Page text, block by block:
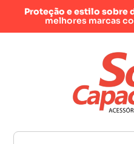
Proteção e estilo sobre
melhores marcas